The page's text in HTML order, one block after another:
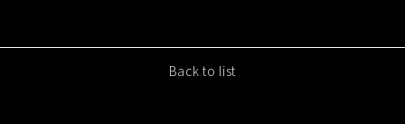
Back to list